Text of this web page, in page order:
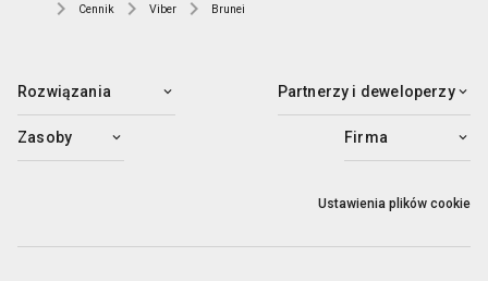
Cennik Viber Brunei
Rozwiązania Partnerzy i deweloperzy
Zasoby Firma
Ustawienia plików cookie